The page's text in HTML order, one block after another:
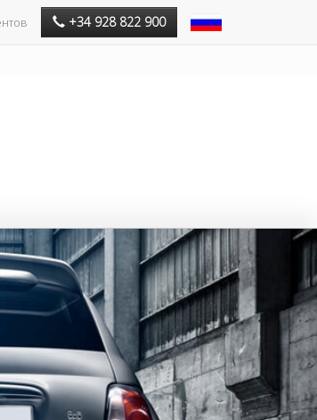
+34 928 822 900